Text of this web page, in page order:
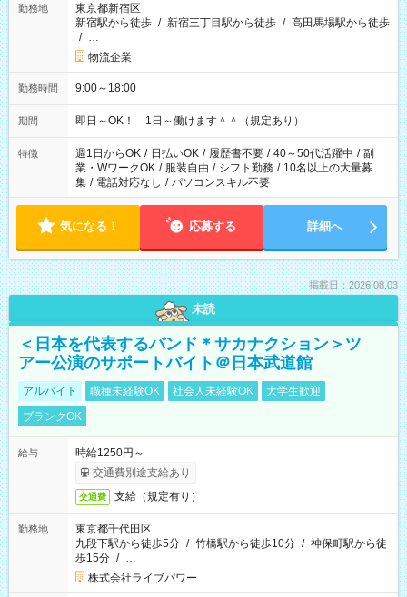
勤務地
東京都新宿区
新宿駅から徒歩 / 新宿三丁目駅から徒歩 / 高田馬場駅から徒歩
/ …
物流企業
勤務時間 9:00～18:00
期間 即日～OK！ 1日～働けます＾＾（規定あり）
特徴 週1日からOK / 日払いOK / 履歴書不要 / 40～50代活躍中 / 副
業・WワークOK / 服装自由 / シフト勤務 / 10名以上の大量募
集 / 電話対応なし / パソコンスキル不要
気になる！ 応募する 詳細へ
掲載日：2026.08.03
未読
＜日本を代表するバンド＊サカナクション＞ツ
アー公演のサポートバイト＠日本武道館
アルバイト 職種未経験OK 社会人未経験OK
大学生歓迎
ブランクOK
給与
時給1250円～
交通費別途支給あり
交通費 支給（規定有り）
勤務地
東京都千代田区
九段下駅から徒歩5分 / 竹橋駅から徒歩10分 / 神保町駅から徒
歩15分 / …
株式会社ライブパワー